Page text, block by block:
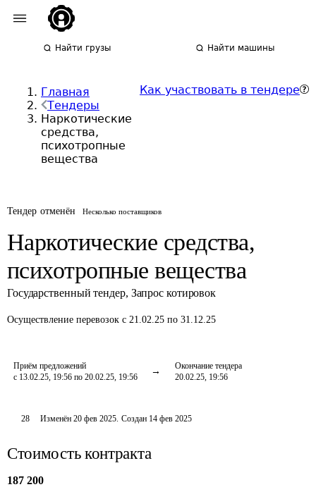
Найти грузы Найти машины
Главная
Тендеры
Наркотические
средства,
психотропные
вещества
Как участвовать в тендере
Тендер отменён Несколько поставщиков
Наркотические средства,
психотропные вещества
Государственный тендер, Запрос котировок
Осуществление перевозок с 21.02.25 по 31.12.25
Приём предложений
с 13.02.25, 19:56 по 20.02.25, 19:56
Окончание тендера
20.02.25, 19:56
28 Изменён20 фев 2025. Создан 14 фев 2025
Стоимость контракта
187 200